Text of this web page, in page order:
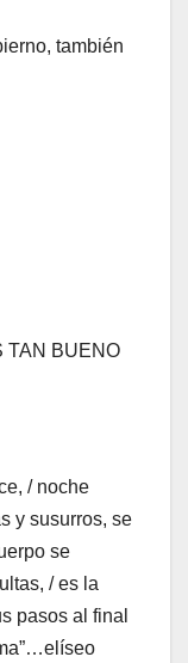
también
TAN BUENO
/ noche
y susurros, se
se
/ es la
pasos al final